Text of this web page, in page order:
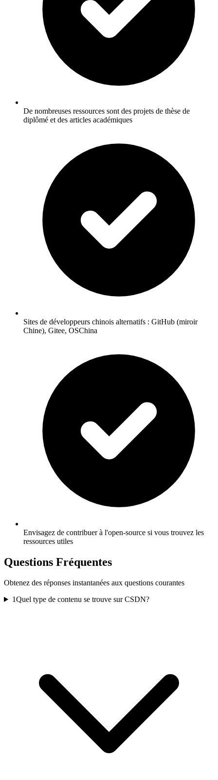
De nombreuses ressources sont des projets de thèse de
diplômé et des articles académiques
Sites de développeurs chinois alternatifs : GitHub (miroir
Chine), Gitee, OSChina
Envisagez de contribuer à l'open-source si vous trouvez les
ressources utiles
Questions Fréquentes
Obtenez des réponses instantanées aux questions courantes
1Quel type de contenu se trouve sur CSDN?